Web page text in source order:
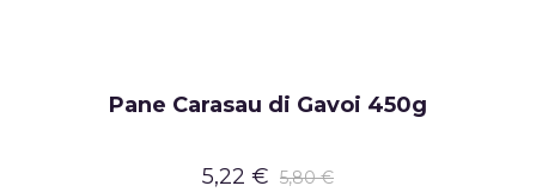
Pane Carasau di Gavoi 450g
5,22 € 5,80 €